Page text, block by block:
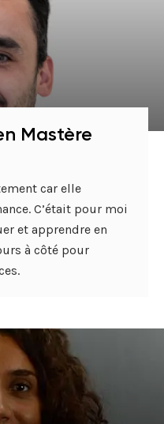
Mastère
car elle
C’était pour moi
et apprendre en
à côté pour